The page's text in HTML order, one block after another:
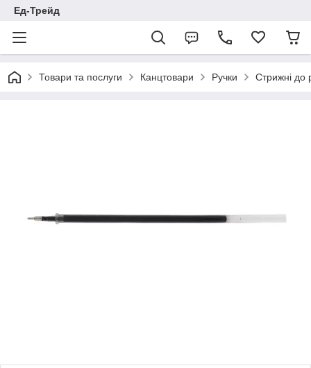
Ед-Трейд
Товари та послуги Канцтовари Ручки Стрижні до